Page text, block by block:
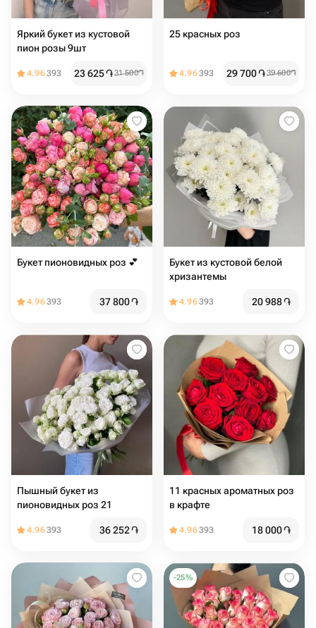
Яркий букет из кустовой
пион розы 9шт
4.96393 23 625֏31 500֏
25 красных роз
4.96393 29 700֏39 600֏
Букет пионовидных роз 💕
4.96393 37 800֏
Букет из кустовой белой
хризантемы
4.96393 20 988֏
Пышный букет из
пионовидных роз 21
4.96393 36 252֏
11 красных ароматных роз
в крафте
4.96393 18 000֏
-25%